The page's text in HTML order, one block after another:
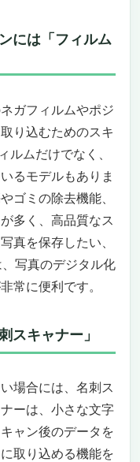
には「フィルム
ガフィルムやポジ
り込むためのスキ
ルムだけでなく、
るモデルもありま
ゴミの除去機能、
多く、高品質なス
真を保存したい、
写真のデジタル化
常に便利です。
スキャナー」
場合には、名刺ス
ーは、小さな文字
ャン後のデータを
取り込める機能を